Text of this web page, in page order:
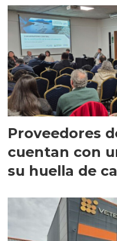
Proveedores
cuentan con
su huella de